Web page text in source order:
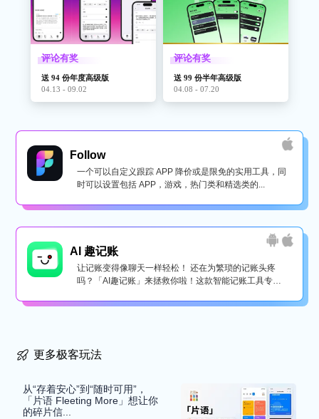
评论有奖
送 94 份年度高级版
04.13 - 09.02
评论有奖
送 99 份半年高级版
04.08 - 07.20
Follow
一个可以自定义跟踪 APP 降价或是限免的实用工具，同
时可以设置包括 APP，游戏，热门类和精选类的...
AI 趣记账
让记账变得像聊天一样轻松！ 还在为繁琐的记账头疼
吗？「AI趣记账」来拯救你啦！这款智能记账工具专为
更多极客玩法
从“存着安心”到“随时可用”，
「片语 Fleeting More」想让你
的碎片信...